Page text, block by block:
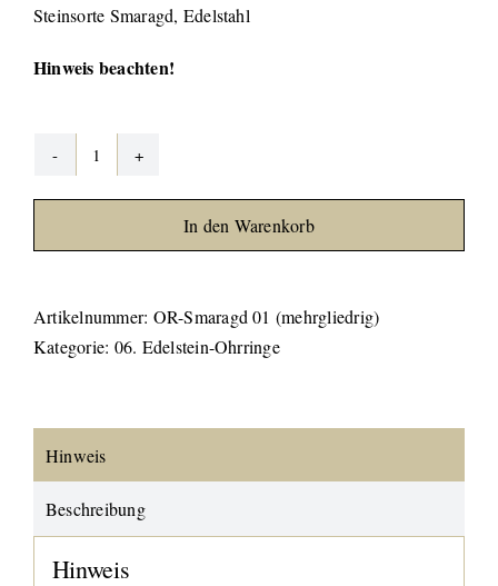
Steinsorte Smaragd, Edelstahl
Hinweis beachten!
Smaragd
Ohrringe
(mehrgliedrig)
In den Warenkorb
Artikelnummer: OR-Smaragd 01 (mehrgliedrig)
Kategorie: 06. Edelstein-Ohrringe
Hinweis
Beschreibung
Hinweis